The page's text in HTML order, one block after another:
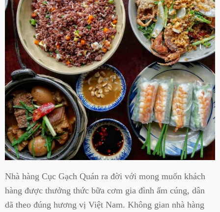
Nhà hàng Cục Gạch Quán ra đời với mong muốn khách
hàng được thưởng thức bữa cơm gia đình ấm cúng, dân
dã theo đúng hương vị Việt Nam. Không gian nhà hàng